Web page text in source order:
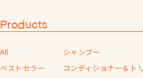
Products
All
ベストセラー
シャンプー
コンディショナー＆ト
新規会
会員登録がお済みでない方は「会員登